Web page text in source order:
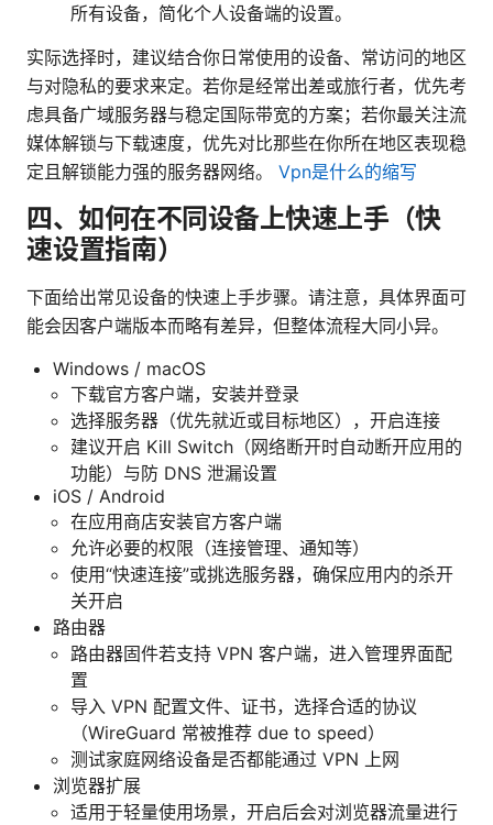
所有设备，简化个人设备端的设置。
实际选择时，建议结合你日常使用的设备、常访问的地区
与对隐私的要求来定。若你是经常出差或旅行者，优先考
虑具备广域服务器与稳定国际带宽的方案；若你最关注流
媒体解锁与下载速度，优先对比那些在你所在地区表现稳
定且解锁能力强的服务器网络。 Vpn是什么的缩写
四、如何在不同设备上快速上手（快
速设置指南）
下面给出常见设备的快速上手步骤。请注意，具体界面可
能会因客户端版本而略有差异，但整体流程大同小异。
Windows / macOS
下载官方客户端，安装并登录
选择服务器（优先就近或目标地区），开启连接
建议开启 Kill Switch（网络断开时自动断开应用的
功能）与防 DNS 泄漏设置
iOS / Android
在应用商店安装官方客户端
允许必要的权限（连接管理、通知等）
使用“快速连接”或挑选服务器，确保应用内的杀开
关开启
路由器
路由器固件若支持 VPN 客户端，进入管理界面配
置
导入 VPN 配置文件、证书，选择合适的协议
（WireGuard 常被推荐 due to speed）
测试家庭网络设备是否都能通过 VPN 上网
浏览器扩展
适用于轻量使用场景，开启后会对浏览器流量进行